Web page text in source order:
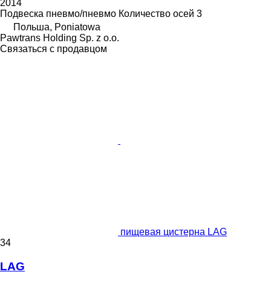
2014
Подвеска пневмо/пневмо Количество осей 3
Польша, Poniatowa
Pawtrans Holding Sp. z o.o.
Связаться с продавцом
пищевая цистерна LAG
34
LAG